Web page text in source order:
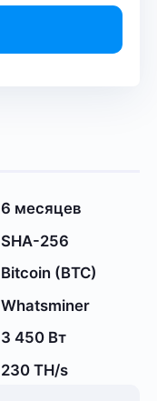
6 месяцев
SHA-256
Bitcoin (BTC)
Whatsminer
3 450 Вт
230 TH/s